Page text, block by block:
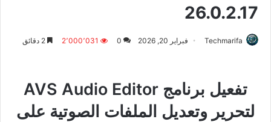
26.0.2.17
Techmarifa فبراير 20, 2026 0 2٬000٬031
تفعيل برنامج AVS Audio Editor
لتحرير وتعديل الملفات الصوتية على